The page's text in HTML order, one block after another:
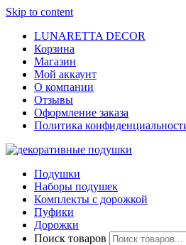
Skip to content
LUNARETTA DECOR
Корзина
Магазин
Мой аккаунт
О компании
Отзывы
Оформление заказа
Политика
Подушки
Наборы подушек
Комплекты с дорожкой
Пуфики
Дорожки
Поиск товаров